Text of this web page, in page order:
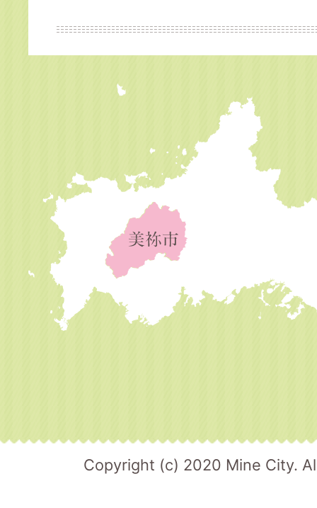
Copyright (c) 2020 Mine City.